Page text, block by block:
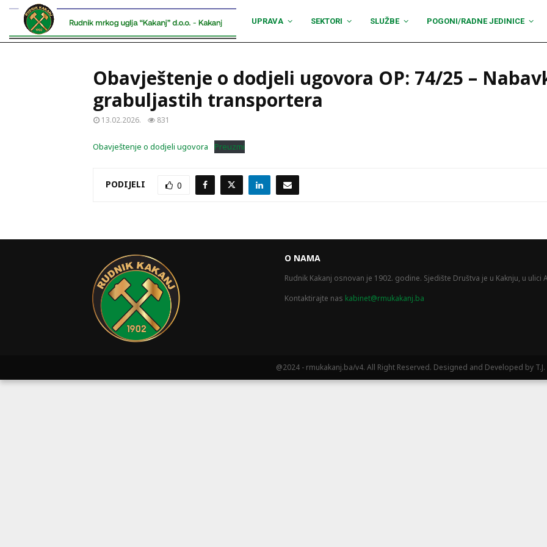
UPRAVA SEKTORI SLUŽBE POGONI/RADNE JEDINICE
Obavještenje o dodjeli ugovora OP: 74/25 –
grabuljastih transportera
13.02.2026. 831
Obavještenje o dodjeli ugovora Preuzmi
PODIJELI 0
O NAMA
Rudnik Kakanj osnovan je 1902. godine. Sjedište Društva je u Kaknju, u ulici
Kontaktirajte nas kabinet@rmukakanj.ba
@2024 - rmukakanj.ba/v4. All Right Reserved. Designed and Developed by T.J.